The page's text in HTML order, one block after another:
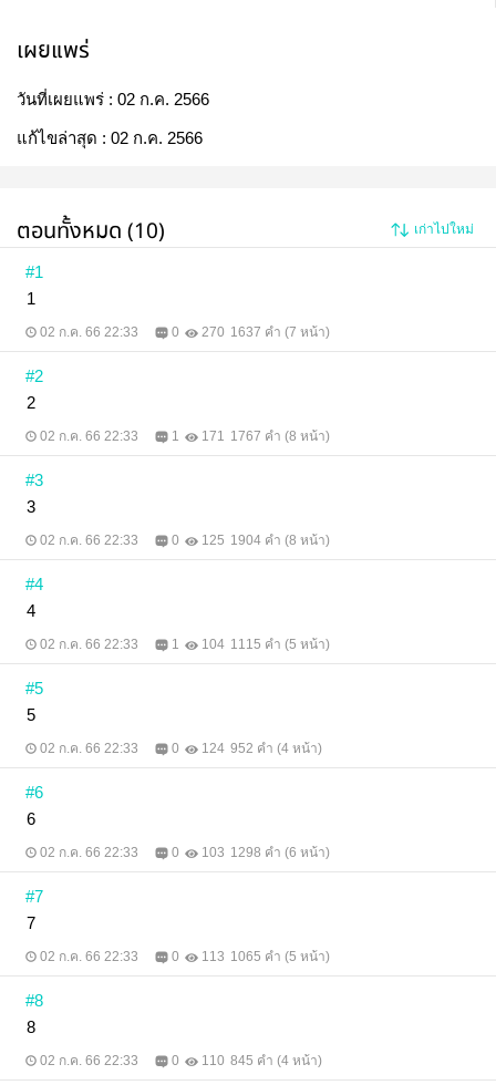
เผยแพร่
วันที่เผยแพร่ : 02 ก.ค. 2566
แก้ไขล่าสุด : 02 ก.ค. 2566
ตอนทั้งหมด (10) เก่าไปใหม่
#1
1
02 ก.ค. 66 22:33 0 270 1637 คำ (7 หน้า)
#2
2
02 ก.ค. 66 22:33 1 171 1767 คำ (8 หน้า)
#3
3
02 ก.ค. 66 22:33 0 125 1904 คำ (8 หน้า)
#4
4
02 ก.ค. 66 22:33 1 104 1115 คำ (5 หน้า)
#5
5
02 ก.ค. 66 22:33 0 124 952 คำ (4 หน้า)
#6
6
02 ก.ค. 66 22:33 0 103 1298 คำ (6 หน้า)
#7
7
02 ก.ค. 66 22:33 0 113 1065 คำ (5 หน้า)
#8
8
02 ก.ค. 66 22:33 0 110 845 คำ (4 หน้า)